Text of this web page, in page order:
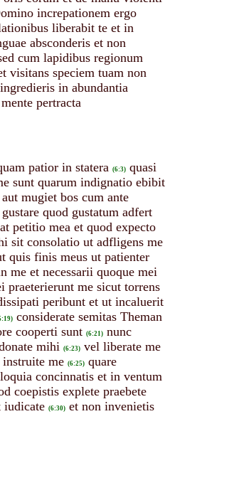
increpationem ergo
liberabit te et in
absconderis et non
cum lapidibus regionum
visitans speciem tuam non
ingredieris in abundantia
pertracta
patior in statera (6:3) quasi
sunt quarum indignatio ebibit
mugiet bos cum ante
quod gustatum adfert
petitio mea et quod expecto
sit consolatio ut adfligens me
quis finis meus ut patienter
me et necessarii quoque mei
praeterierunt me sicut torrens
peribunt et ut incaluerit
considerate semitas Theman
cooperti sunt (6:21) nunc
mihi (6:23) vel liberate me
me (6:25) quare
concinnatis et in ventum
coepistis explete praebete
iudicate (6:30) et non invenietis